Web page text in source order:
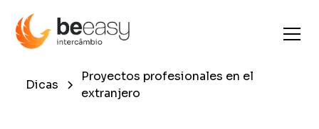
Dicas
Proyectos profesionales en el
extranjero